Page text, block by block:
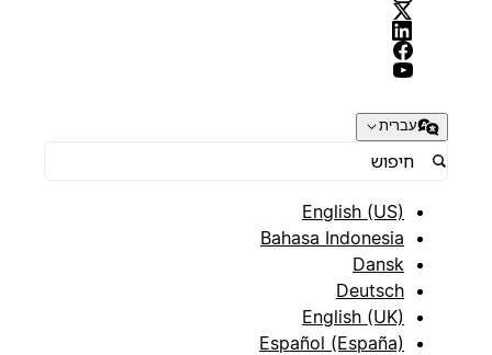
עברית
English (US)
Bahasa Indonesia
Dansk
Deutsch
English (UK)
Español (España)